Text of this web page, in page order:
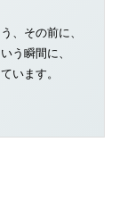
、その前に、
う瞬間に、
います。